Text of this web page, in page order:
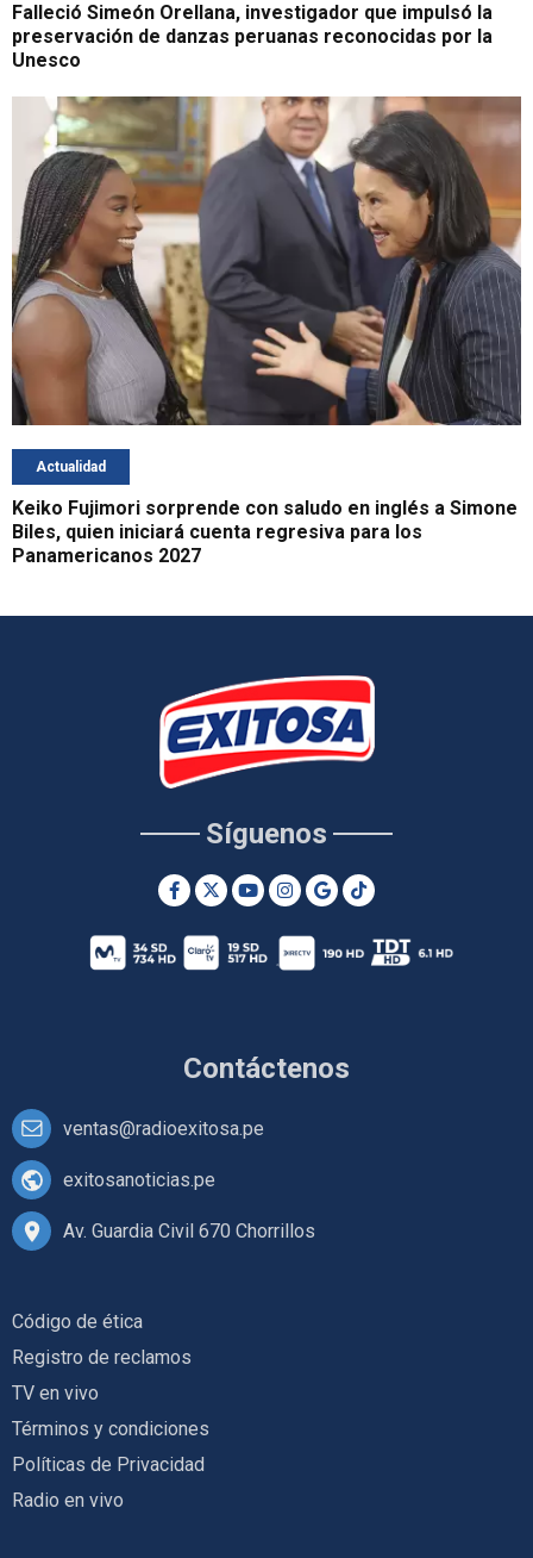
Falleció Simeón Orellana, investigador que impulsó la
preservación de danzas peruanas reconocidas por la
Unesco
Actualidad
Keiko Fujimori sorprende con saludo en inglés a Simone
Biles, quien iniciará cuenta regresiva para los
Panamericanos 2027
Contáctenos
ventas@radioexitosa.pe
exitosanoticias.pe
Av. Guardia Civil 670 Chorrillos
Síguenos
Código de ética
Registro de reclamos
TV en vivo
Términos y condiciones
Políticas de Privacidad
Radio en vivo